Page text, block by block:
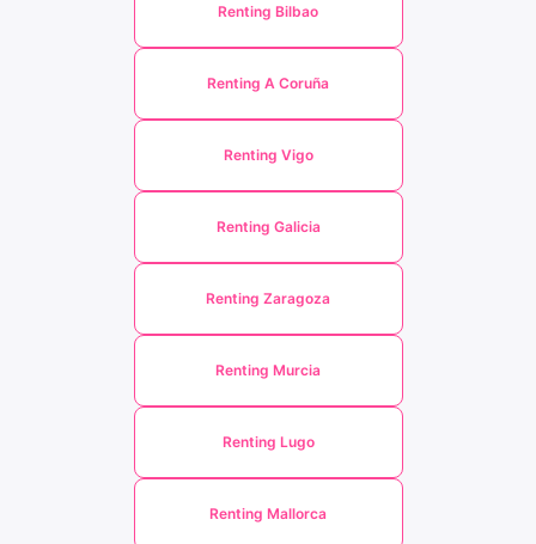
Renting Bilbao
Renting A Coruña
Renting Vigo
Renting Galicia
Renting Zaragoza
Renting Murcia
Renting Lugo
Renting Mallorca